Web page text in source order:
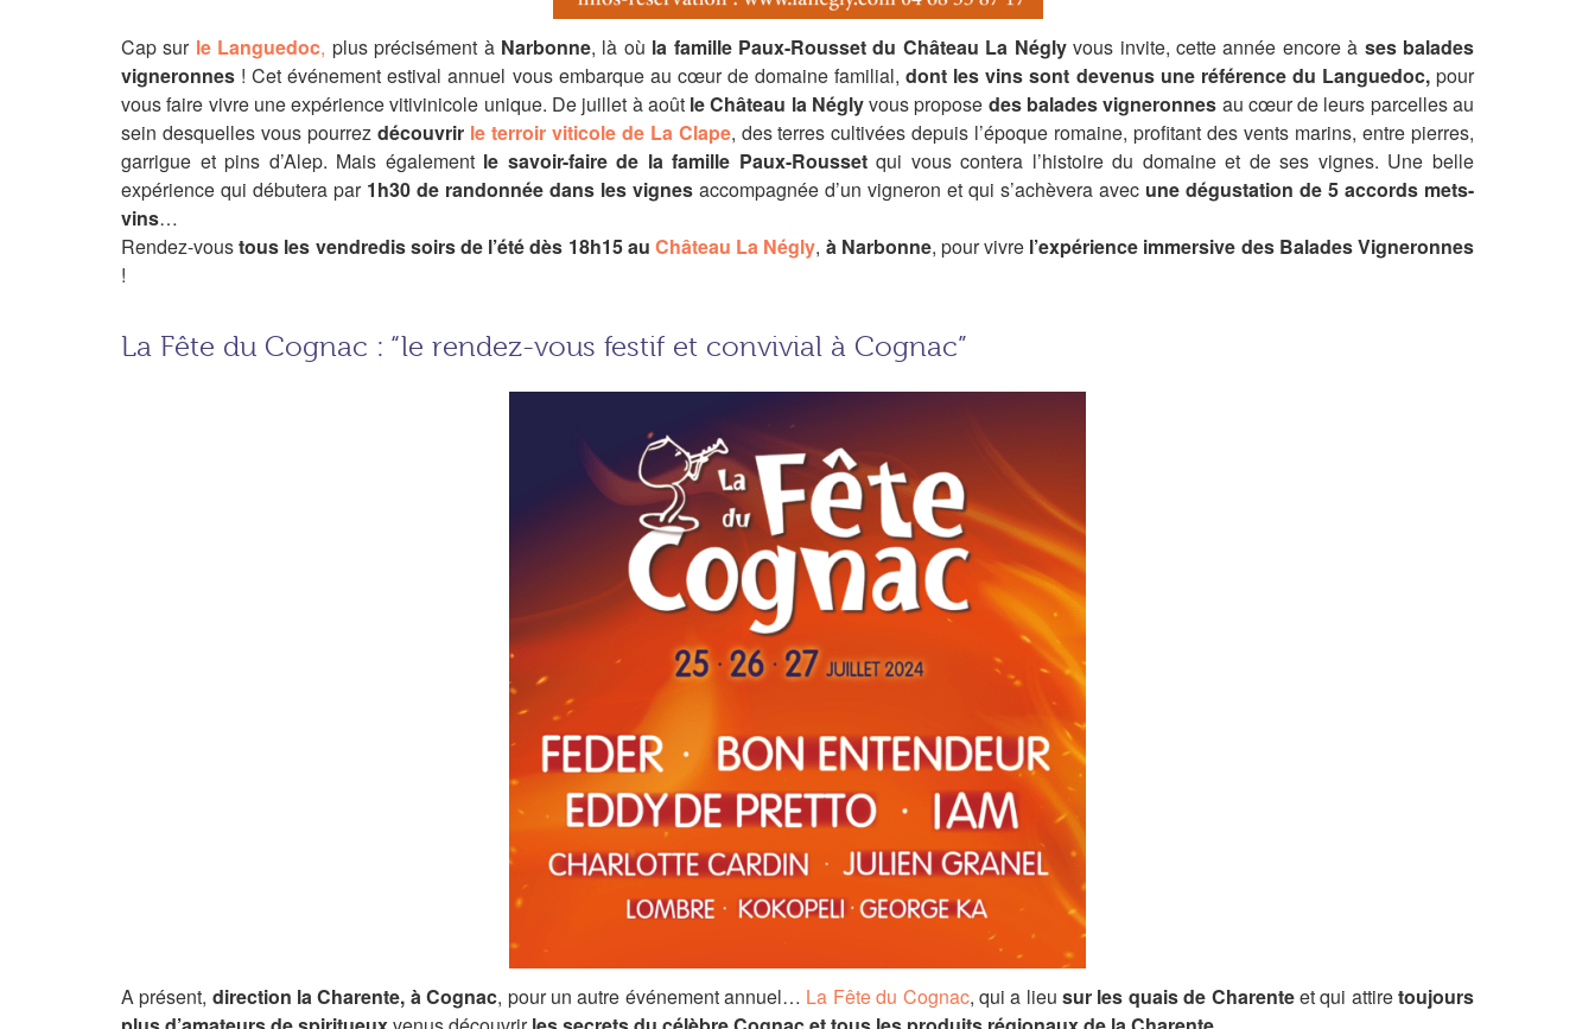
Cap sur le Languedoc, plus précisément à Narbonne, là où la famille Paux-Rousset du Château La Néglyvous invite, cette année encore à ses balades
vigneronnes ! Cet événement estival annuel vous embarque au cœur de domaine familial,dont les vins sont devenus une référence du Languedoc,pour
vous faire vivre une expérience vitivinicole unique. De juillet à aoûtle Château la Néglyvous propose des balades vigneronnes au cœur de leurs parcelles au
sein desquelles vous pourrez découvrir le terroir viticole de La Clape, des terres cultivées depuis l’époque romaine, profitant des vents marins, entre pierres,
garrigue et pins d’Alep. Mais également le savoir-faire de la famille Paux-Roussetqui vous contera l’histoire du domaine et de ses vignes. Une belle
expérience qui débutera par 1h30 de randonnée dans les vignes accompagnée d’un vigneron et qui s’achèvera avec une dégustation de 5 accords mets-
vins…
Rendez-voustous les vendredis soirs de l’été dès 18h15 au Château La Négly, à Narbonne, pour vivre l’expérience immersive des Balades Vigneronnes
!
La Fête du Cognac : “le rendez-vous festif et convivial à Cognac”
A présent, direction la Charente, à Cognac, pour un autre événement annuel… La Fête du Cognac, qui a lieu sur les quais de Charenteet qui attiretoujours